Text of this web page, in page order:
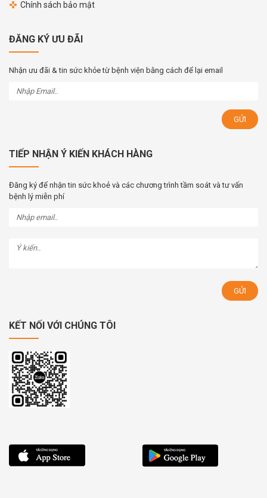
Chính sách bảo mật
ĐĂNG KÝ ƯU ĐÃI
Nhận ưu đãi & tin sức khỏe từ bệnh viện bằng cách để lại email
TIẾP NHẬN Ý KIẾN KHÁCH HÀNG
Đăng ký để nhận tin sức khoẻ và các chương trình tầm soát và tư vấn
bệnh lý miễn phí
KẾT NỐI VỚI CHÚNG TÔI